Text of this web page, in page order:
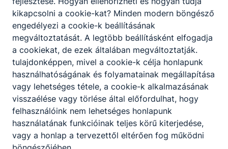
kikapcsolni a cookie-kat? Minden modern böngésző
engedélyezi a cookie-k beállításának
megváltoztatását. A legtöbb beállításként elfogadja
a cookiekat, de ezek általában megváltoztatják.
tulajdonképpen, mivel a cookie-k célja honlapunk
használhatóságának és folyamatainak megállapítása
vagy lehetséges tétele, a cookie-k alkalmazásának
visszaélése vagy törlése által előfordulhat, hogy
felhasználóink ​​nem lehetséges honlapunk
használatának funkcióinak teljes körű kiterjedése,
vagy a honlap a tervezettől eltérően fog működni